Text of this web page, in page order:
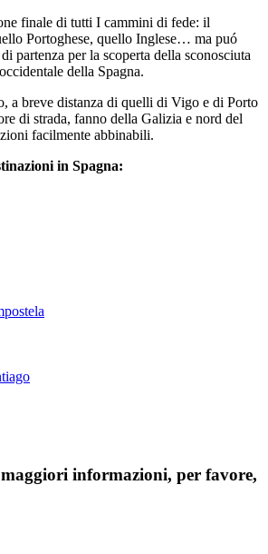
finale di tutti I cammini di fede: il
Portoghese, quello Inglese… ma puó
partenza per la scoperta della sconosciuta
della Spagna.
a breve distanza di quelli di Vigo e di Porto
di strada, fanno della Galizia e nord del
facilmente abbinabili.
in Spagna:
informazioni, per favore,